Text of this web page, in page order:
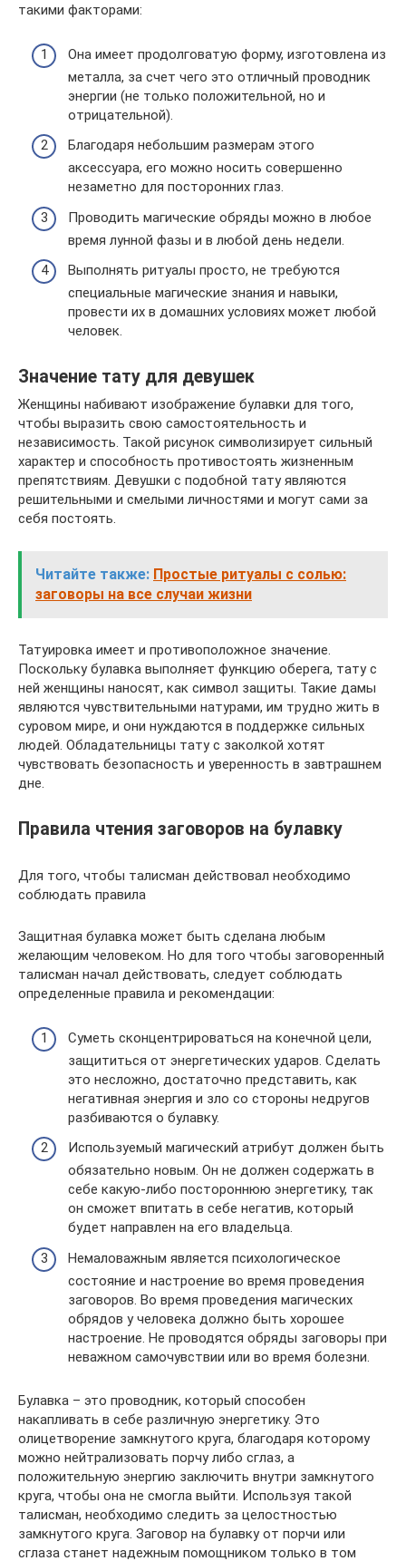
такими факторами:
Она имеет продолговатую форму, изготовлена из
металла, за счет чего это отличный проводник
энергии (не только положительной, но и
отрицательной).
Благодаря небольшим размерам этого
аксессуара, его можно носить совершенно
незаметно для посторонних глаз.
Проводить магические обряды можно в любое
время лунной фазы и в любой день недели.
Выполнять ритуалы просто, не требуются
специальные магические знания и навыки,
провести их в домашних условиях может любой
человек.
Значение тату для девушек
Женщины набивают изображение булавки для того,
чтобы выразить свою самостоятельность и
независимость. Такой рисунок символизирует сильный
характер и способность противостоять жизненным
препятствиям. Девушки с подобной тату являются
решительными и смелыми личностями и могут сами за
себя постоять.
Читайте также: Простые ритуалы с солью:
заговоры на все случаи жизни
Татуировка имеет и противоположное значение.
Поскольку булавка выполняет функцию оберега, тату с
ней женщины наносят, как символ защиты. Такие дамы
являются чувствительными натурами, им трудно жить в
суровом мире, и они нуждаются в поддержке сильных
людей. Обладательницы тату с заколкой хотят
чувствовать безопасность и уверенность в завтрашнем
дне.
Правила чтения заговоров на булавку
Для того, чтобы талисман действовал необходимо
соблюдать правила
Защитная булавка может быть сделана любым
желающим человеком. Но для того чтобы заговоренный
талисман начал действовать, следует соблюдать
определенные правила и рекомендации:
Суметь сконцентрироваться на конечной цели,
защититься от энергетических ударов. Сделать
это несложно, достаточно представить, как
негативная энергия и зло со стороны недругов
разбиваются о булавку.
Используемый магический атрибут должен быть
обязательно новым. Он не должен содержать в
себе какую-либо постороннюю энергетику, так
он сможет впитать в себе негатив, который
будет направлен на его владельца.
Немаловажным является психологическое
состояние и настроение во время проведения
заговоров. Во время проведения магических
обрядов у человека должно быть хорошее
настроение. Не проводятся обряды заговоры при
неважном самочувствии или во время болезни.
Булавка – это проводник, который способен
накапливать в себе различную энергетику. Это
олицетворение замкнутого круга, благодаря которому
можно нейтрализовать порчу либо сглаз, а
положительную энергию заключить внутри замкнутого
круга, чтобы она не смогла выйти. Используя такой
талисман, необходимо следить за целостностью
замкнутого круга. Заговор на булавку от порчи или
сглаза станет надежным помощником только в том